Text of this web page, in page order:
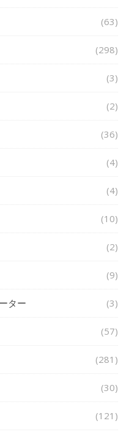
(63)
(298)
(3)
(2)
(36)
(4)
(4)
(10)
(2)
(9)
ター (3)
(57)
(281)
(30)
(121)